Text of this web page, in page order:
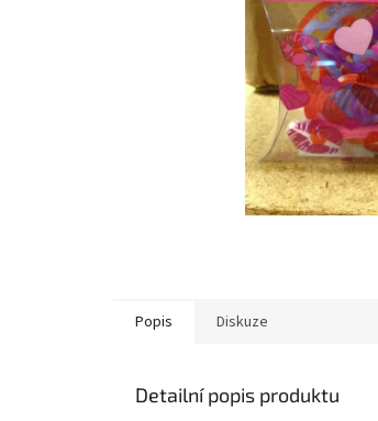
Popis Diskuze
Detailní popis produktu